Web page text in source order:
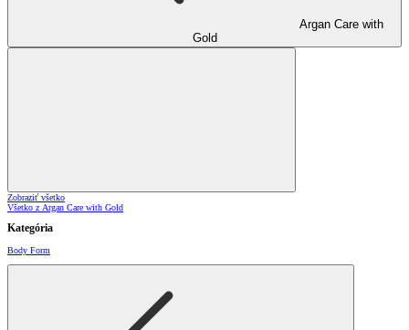
Argan Care with
Gold
Zobraziť všetko
Všetko z Argan Care with Gold
Kategória
Body Form